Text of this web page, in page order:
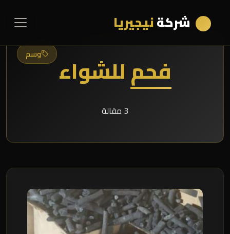
شركةنيجيريا
وسم فحم للشواء
3 مقالة